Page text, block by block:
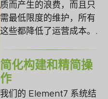
质而产生的浪费，而且只
需最低限度的维护，所有
这些都降低了运营成本。.
简化构建和精简操
作
我们的 Element7 系统结